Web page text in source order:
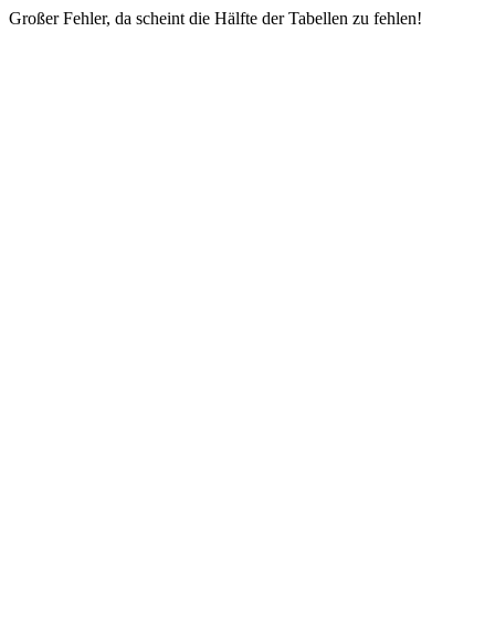
Großer Fehler, da scheint die Hälfte der Tabellen zu fehlen!